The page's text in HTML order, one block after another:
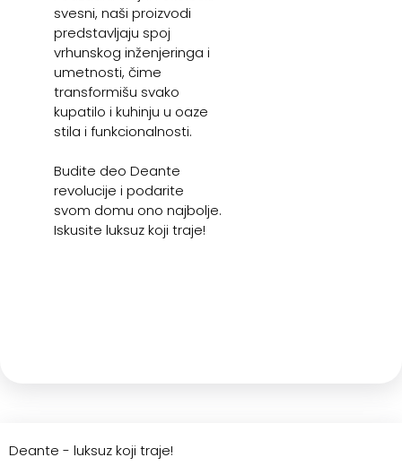
svesni, naši proizvodi
predstavljaju spoj
vrhunskog inženjeringa i
umetnosti, čime
transformišu svako
kupatilo i kuhinju u oaze
stila i funkcionalnosti.
Budite deo Deante
revolucije i podarite
svom domu ono najbolje.
Iskusite luksuz koji traje!
Deante - luksuz koji traje!